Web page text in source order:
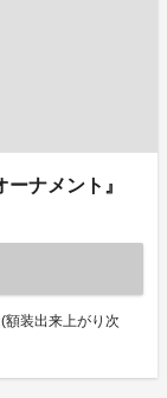
ナメント』
額装出来上がり次